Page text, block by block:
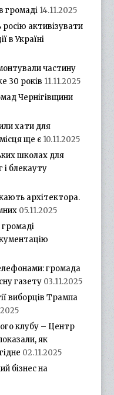
громаді 14.11.2025
активізувати
в Україні
частину
30 років 11.11.2025
Чернігівщини
хати для
ще є 10.11.2025
школах для
і блекауту
архітектора.
05.11.2025
громада
газету 03.11.2025
виборців Трампа
клубу – Центр
як
02.11.2025
бізнес на